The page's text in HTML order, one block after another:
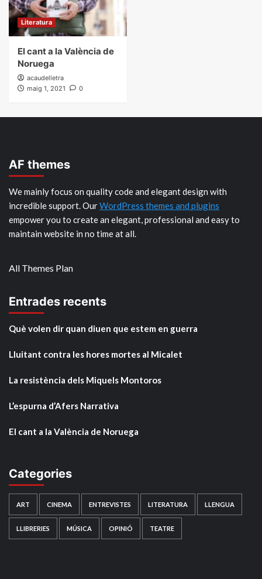
Literatura
El cant a la València de
Noruega
acaudelletra
maig 1, 2021
0
AF themes
We mainly focus on quality code and elegant design with
incredible support. OurWordPress themes and plugins
empower you to create an elegant, professional and easy to
maintain website in no time at all.
All Themes Plan
Entrades recents
Què volen dir quan diuen que estem en guerra
Lluitant contra les hores mortes al Micalet
La resistència dels Miquels Montoros
L’espurna d’Afers Narrativa
El cant a la València de Noruega
Categories
ART CINEMA ENTREVISTES LITERATURA LLENGUA
LLIBRERIES MÚSICA OPINIÓ TEATRE